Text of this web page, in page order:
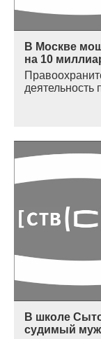
В Москве
на 10
деятельность
В школе
судимый